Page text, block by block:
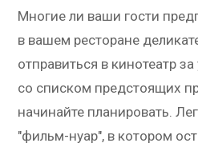
Многие ли ваши гости
в вашем ресторане
отправиться в кинотеатр
со списком предстоящих
начинайте планировать.
"фильм-нуар", в котором